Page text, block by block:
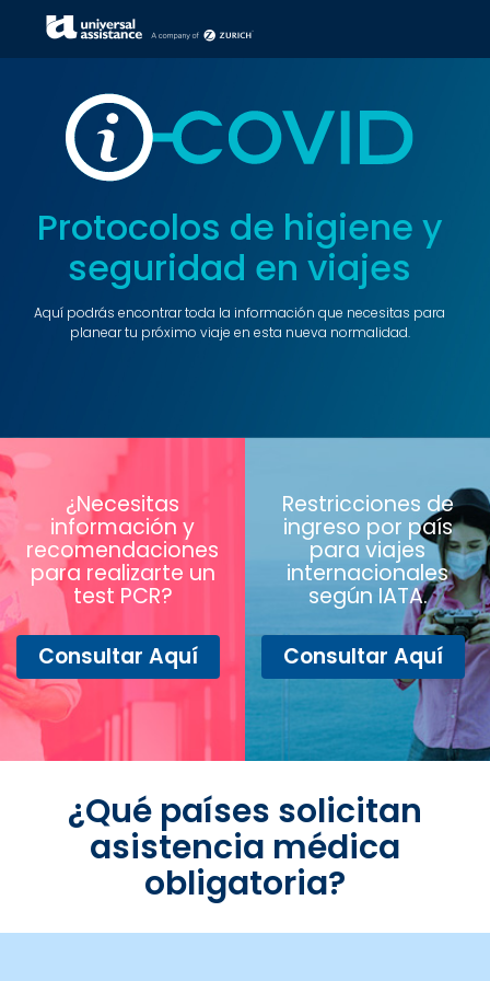
Protocolos de higiene y
seguridad en viajes
Aquí podrás encontrar toda la información que necesitas para
planear tu próximo viaje en esta nueva normalidad.
Consultar Aquí
¿Necesitas
información y
recomendaciones
para realizarte un
test PCR?
Restricciones de
ingreso por país
para viajes
internacionales
según IATA.
Consultar Aquí
¿Qué países solicitan
asistencia médica
obligatoria?